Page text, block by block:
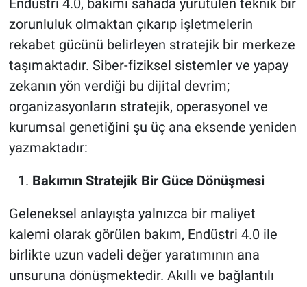
Endüstri 4.0, bakımı sahada yürütülen teknik bir
zorunluluk olmaktan çıkarıp işletmelerin
rekabet gücünü belirleyen stratejik bir merkeze
taşımaktadır. Siber-fiziksel sistemler ve yapay
zekanın yön verdiği bu dijital devrim;
organizasyonların stratejik, operasyonel ve
kurumsal genetiğini şu üç ana eksende yeniden
yazmaktadır:
Bakımın Stratejik Bir Güce Dönüşmesi
Geleneksel anlayışta yalnızca bir maliyet
kalemi olarak görülen bakım, Endüstri 4.0 ile
birlikte uzun vadeli değer yaratımının ana
unsuruna dönüşmektedir. Akıllı ve bağlantılı